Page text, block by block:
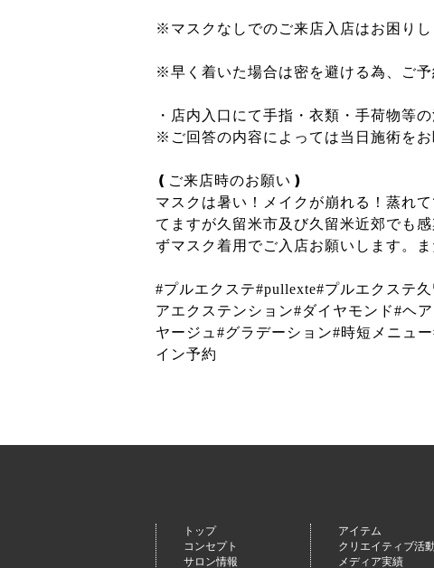
※マスクなしでのご来店入店はお困りし
※早く着いた場合は密を避ける為、ご
・店内入口にて手指・衣類・手荷物等
※ご回答の内容によっては当日施術をお
❪ご来店時のお願い❫
マスクは暑い！メイクが崩れる！蒸れ
てますが久留米市及び久留米近郊でも
ずマスク着用でご入店お願いします。
#プルエクステ#pullexte#プルエクステ
アエクステンション#ダイヤモンド#ヘ
ヤージュ#グラデーション#時短メニュ
イン予約
トップ
コンセプト
サロン情報
アイテム
クリエイティブ活
メディア実績